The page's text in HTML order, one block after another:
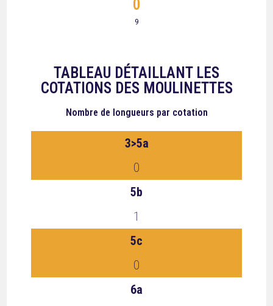
9
0
TABLEAU DÉTAILLANT LES
COTATIONS DES MOULINETTES
Nombre de longueurs par cotation
3>5a
0
5b
1
5c
0
6a